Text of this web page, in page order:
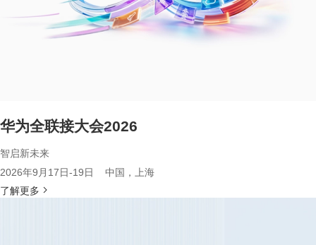
华为全联接大会2026
智启新未来
2026年9月17日-19日 中国，上海
了解更多